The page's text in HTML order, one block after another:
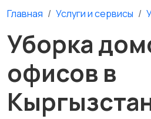
Главная Услуги и сервисы
Уборка
офисов в